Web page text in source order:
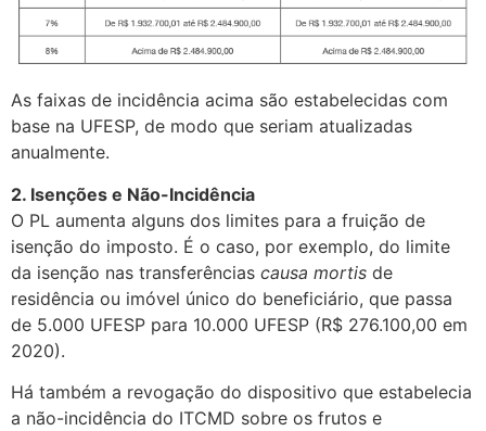
As faixas de incidência acima são estabelecidas com
base na UFESP, de modo que seriam atualizadas
anualmente.
2. Isenções e Não-Incidência
O PL aumenta alguns dos limites para a fruição de
isenção do imposto. É o caso, por exemplo, do limite
da isenção nas transferências causa mortis de
residência ou imóvel único do beneficiário, que passa
de 5.000 UFESP para 10.000 UFESP (R$ 276.100,00 em
2020).
Há também a revogação do dispositivo que estabelecia
a não-incidência do ITCMD sobre os frutos e